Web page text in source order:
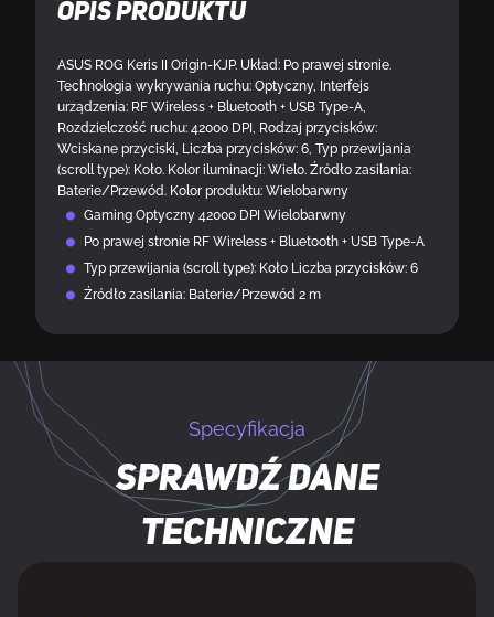
Opis produktu
ASUS ROG Keris II Origin-KJP. Układ: Po prawej stronie.
Technologia wykrywania ruchu: Optyczny, Interfejs
urządzenia: RF Wireless + Bluetooth + USB Type-A,
Rozdzielczość ruchu: 42000 DPI, Rodzaj przycisków:
Wciskane przyciski, Liczba przycisków: 6, Typ przewijania
(scroll type): Koło. Kolor iluminacji: Wielo. Źródło zasilania:
Baterie/Przewód. Kolor produktu: Wielobarwny
Gaming Optyczny 42000 DPI Wielobarwny
Po prawej stronie RF Wireless + Bluetooth + USB Type-A
Typ przewijania (scroll type): Koło Liczba przycisków: 6
Źródło zasilania: Baterie/Przewód 2 m
Specyfikacja
Sprawdź dane
techniczne